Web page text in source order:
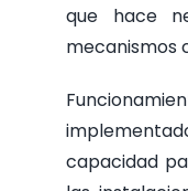
que hace
mecanismos
capacidad